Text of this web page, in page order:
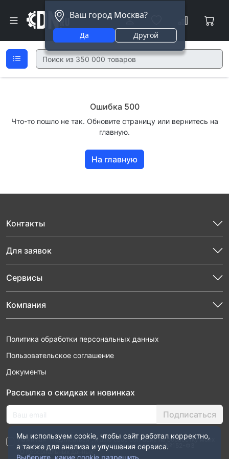
Ваш город Москва?
Да Другой
Ошибка 500
Что-то пошло не так. Обновите страницу или вернитесь на
главную.
На главную
Контакты
Для заявок
Сервисы
Компания
Политика обработки персональных данных
Пользовательское соглашение
Документы
Рассылка о скидках и новинках
Подписаться
Нажимая “Подписаться”, я даю свое согласие на обработку моих
персональных данных в соответствии с законом №152-ФЗ
“О персональных данных”
Мы используем cookie, чтобы сайт работал корректно,
а также для анализа и улучшения сервиса.
Выберите, какие cookie разрешить